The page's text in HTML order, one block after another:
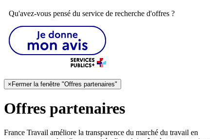
Qu'avez-vous pensé du service de recherche d'offres ?
× Fermer la fenêtre "Offres partenaires"
Offres partenaires
France Travail améliore la transparence du marché du travail en